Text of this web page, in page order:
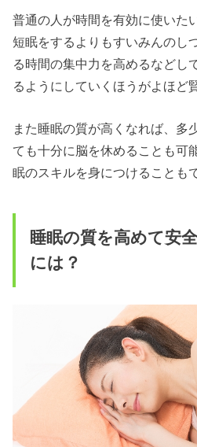
普通の人が時間を有効に使いた
短眠をするよりもすいみんのし
る時間の集中力を高めるなどし
るようにしていくほうがよほど
また睡眠の質が高くなれば、多
ても十分に脳を休めることも可
眠のスキルを身につけることも
睡眠の質を高めて安
には？